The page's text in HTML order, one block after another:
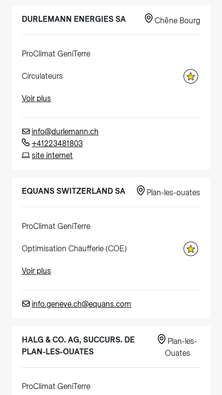
DURLEMANN ENERGIES SA Chêne Bourg
ProClimat GeniTerre
Circulateurs
Voir plus
info@durlemann.ch
+41223481803
site internet
EQUANS SWITZERLAND SA Plan-les-ouates
ProClimat GeniTerre
Optimisation Chaufferie (COE)
Voir plus
info.geneve.ch@equans.com
HALG & CO. AG, SUCCURS. DE
PLAN-LES-OUATES
Plan-les-
Ouates
ProClimat GeniTerre